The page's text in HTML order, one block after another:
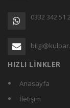
0332 342 51
HIZLI LİNKLER
Anasayfa
İletişim